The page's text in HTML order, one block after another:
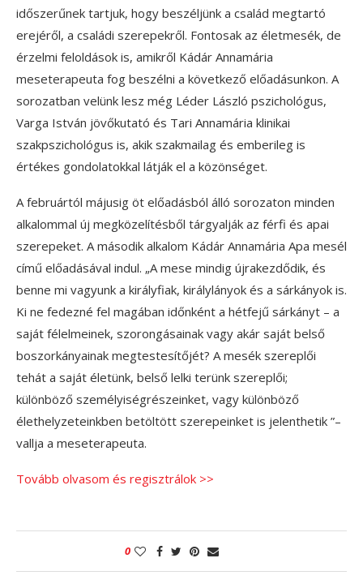
időszerűnek tartjuk, hogy beszéljünk a család megtartó
erejéről, a családi szerepekről. Fontosak az életmesék, de
érzelmi feloldások is, amikről Kádár Annamária
meseterapeuta fog beszélni a következő előadásunkon. A
sorozatban velünk lesz még Léder László pszichológus,
Varga István jövőkutató és Tari Annamária klinikai
szakpszichológus is, akik szakmailag és emberileg is
értékes gondolatokkal látják el a közönséget.
A februártól májusig öt előadásból álló sorozaton minden
alkalommal új megközelítésből tárgyalják az férfi és apai
szerepeket. A második alkalom Kádár Annamária Apa mesél
című előadásával indul. „A mese mindig újrakezdődik, és
benne mi vagyunk a királyfiak, királylányok és a sárkányok is.
Ki ne fedezné fel magában időnként a hétfejű sárkányt – a
saját félelmeinek, szorongásainak vagy akár saját belső
boszorkányainak megtestesítőjét? A mesék szereplői
tehát a saját életünk, belső lelki terünk szereplői;
különböző személyiségrészeinket, vagy különböző
élethelyzeteinkben betöltött szerepeinket is jelenthetik ”–
vallja a meseterapeuta.
Tovább olvasom és regisztrálok >>
0